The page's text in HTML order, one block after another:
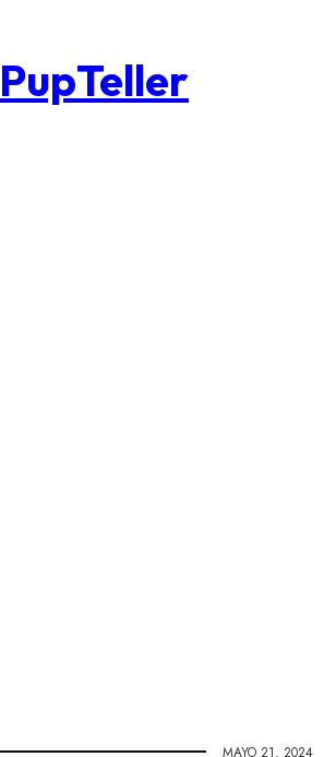
PupTeller
MAYO 21, 2024